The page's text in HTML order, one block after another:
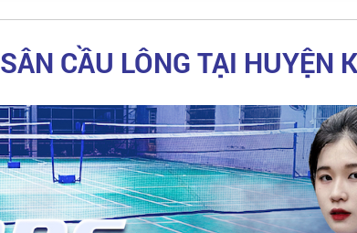
SÂN CẦU LÔNG TẠI HUYỆN